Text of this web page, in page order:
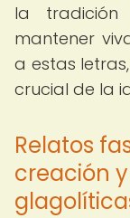
la tradición
mantener
a estas
crucial de la
Relatos
creación